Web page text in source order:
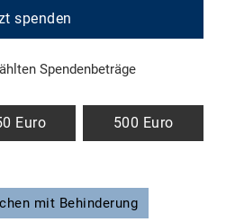
spenden
Spendenbeträge
Euro 500 Euro
mit Behinderung